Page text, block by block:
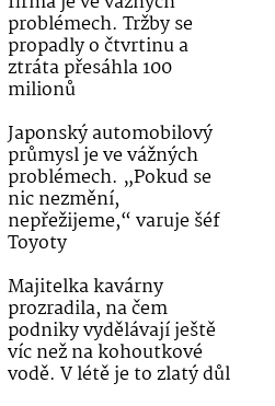
problémech. Tržby se
propadly o čtvrtinu a
ztráta přesáhla 100
milionů
Japonský automobilový
průmysl je ve vážných
problémech. „Pokud se
nic nezmění,
nepřežijeme,“ varuje šéf
Toyoty
Majitelka kavárny
prozradila, na čem
podniky vydělávají ještě
víc než na kohoutkové
vodě. V létě je to zlatý důl